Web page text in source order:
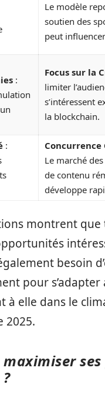
Le modèle
soutien des
peut
:
Focus sur la
limiter
s’intéressent
la blockchain.
:
Concurrence
Le marché
de contenu
développe
montrent que
besoin
pour s’adapter
à elle dans le
2025.